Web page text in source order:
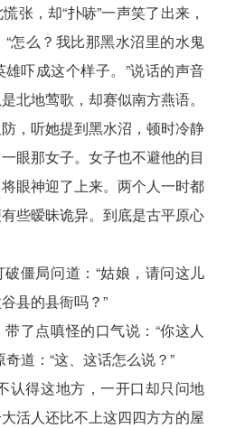
张，却“扑哧”一声笑了出来，
怎么？我比那黑水沼里的水鬼
吓成这个样子。”说话的声音
北地莺歌，却赛似南方燕语。
，听她提到黑水沼，顿时冷静
眼那女子。女子也不避他的目
眼神迎了上来。两个人一时都
些暧昧诡异。到底是古平原心
僵局问道：“姑娘，请问这儿
县的县衙吗？”
了点嗔怪的口气说：“你这人
道：“这、这话怎么说？”
认得这地方，一开口却只问地
活人还比不上这四四方方的屋